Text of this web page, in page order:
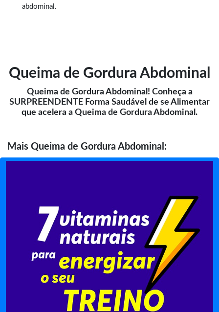
abdominal.
Queima de Gordura Abdominal
Queima de Gordura Abdominal! Conheça a
SURPREENDENTE Forma Saudável de se Alimentar
que acelera a Queima de Gordura Abdominal.
Mais Queima de Gordura Abdominal: